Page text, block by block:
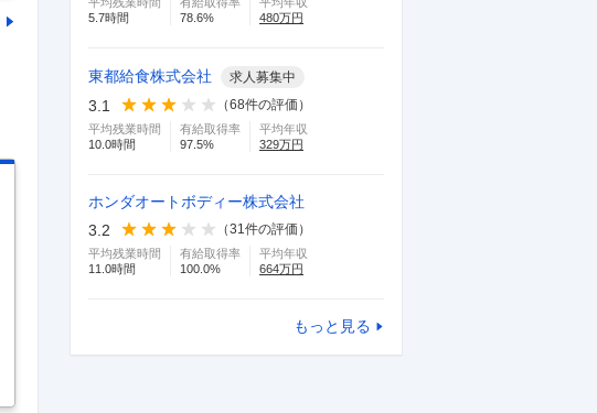
5.7時間
78.6%
480万円
東都給食株式会社 求人募集中
3.1 （68件の評価）
平均残業時間
10.0時間
有給取得率
97.5%
平均年収
329万円
ホンダオートボディー株式会社
3.2
（31件の評価）
平均残業時間
11.0時間
有給取得率
100.0%
平均年収
664万円
もっと見る